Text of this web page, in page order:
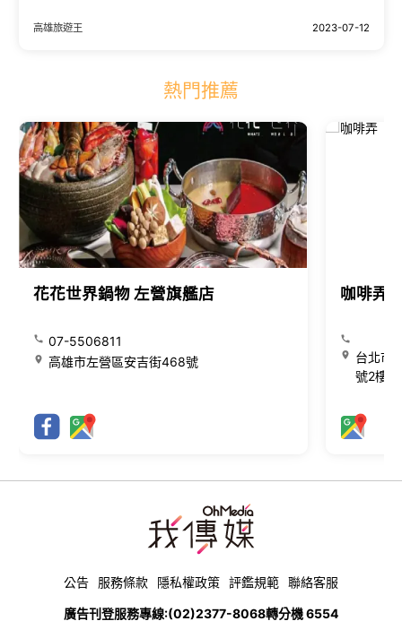
高雄旅遊王 2023-07-12
熱門推薦
花花世界鍋物 左營旗艦店
07-5506811
高雄市左營區安吉街468號
咖啡弄
台北市
號2樓
公告 服務條款 隱私權政策 評鑑規範 聯絡客服
廣告刊登服務專線:(02)2377-8068轉分機 6554